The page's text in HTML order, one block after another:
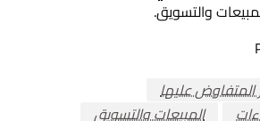
والتسويق.
المتفاوض عليها
المبيعات والتسويق